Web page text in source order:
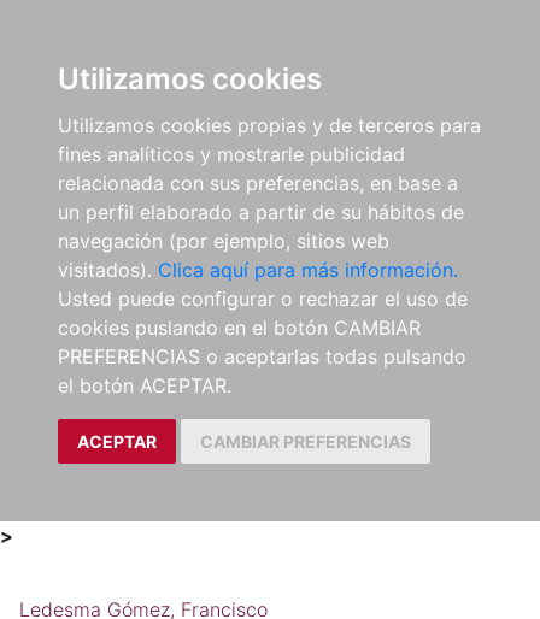
Utilizamos cookies
Utilizamos cookies propias y de terceros para
fines analíticos y mostrarle publicidad
relacionada con sus preferencias, en base a
un perfil elaborado a partir de su hábitos de
navegación (por ejemplo, sitios web
visitados). Clica aquí para más información.
Usted puede configurar o rechazar el uso de
cookies puslando en el botón CAMBIAR
PREFERENCIAS o aceptarlas todas pulsando
el botón ACEPTAR.
ACEPTAR CAMBIAR PREFERENCIAS
>
Ledesma Gómez, Francisco